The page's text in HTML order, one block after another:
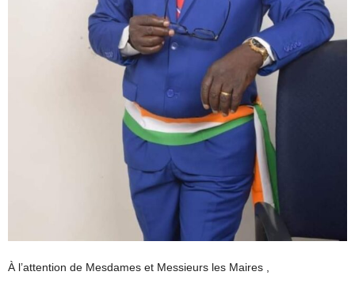
À l’attention de Mesdames et Messieurs les Maires ,